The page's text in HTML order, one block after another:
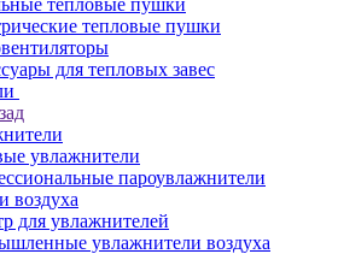
тепловые пушки
тепловые пушки
для тепловых завес
увлажнители
пароувлажнители
воздуха
для увлажнителей
увлажнители воздуха